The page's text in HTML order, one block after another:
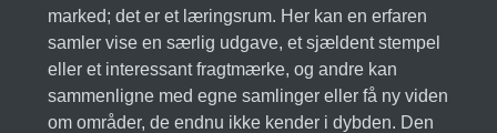
marked; det er et læringsrum. Her kan en erfaren
samler vise en særlig udgave, et sjældent stempel
eller et interessant fragtmærke, og andre kan
sammenligne med egne samlinger eller få ny viden
om områder, de endnu ikke kender i dybden. Den